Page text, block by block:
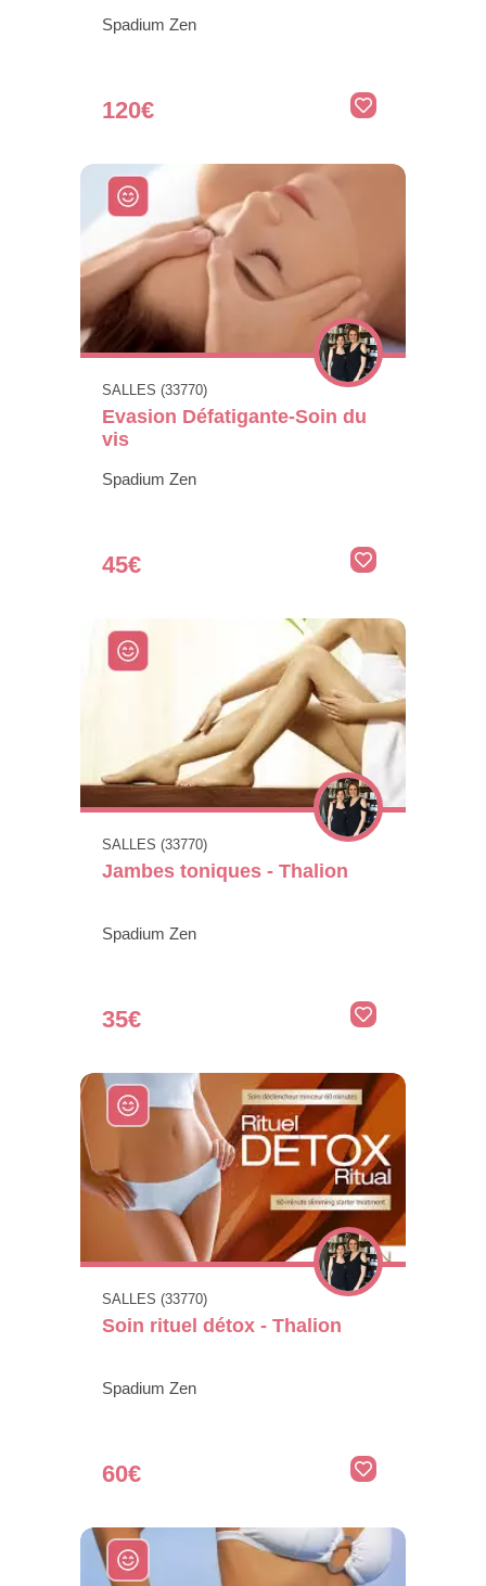
Spadium Zen
120€
SALLES (33770)
Evasion Défatigante-Soin du
vis
Spadium Zen
45€
SALLES (33770)
Jambes toniques - Thalion
Spadium Zen
35€
SALLES (33770)
Soin rituel détox - Thalion
Spadium Zen
60€